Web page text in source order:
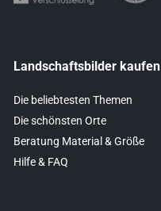
Landschaftsbilder kaufen
Die beliebtesten Themen
Die schönsten Orte
Beratung Material & Größe
Hilfe & FAQ